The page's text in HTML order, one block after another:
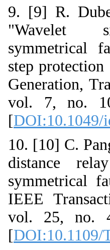
9. [9] R.
"Wavelet
symmetrical
step
Generation,
vol. 7, no.
[DOI:10.1049/
10. [10] C.
distance
symmetrical
IEEE
vol. 25, no.
[DOI:10.1109/